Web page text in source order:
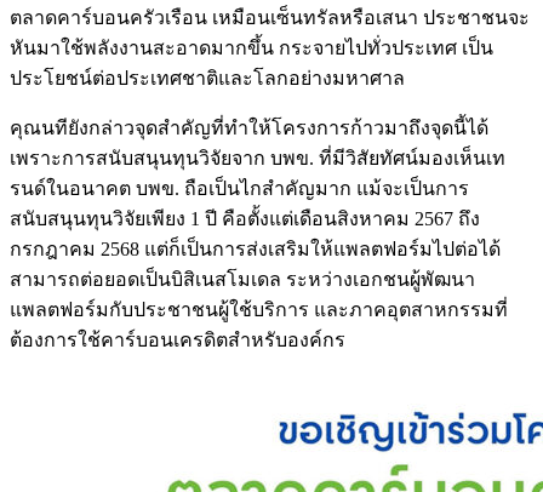
ตลาดคาร์บอนครัวเรือน เหมือนเซ็นทรัลหรือเสนา ประชาชนจะ
หันมาใช้พลังงานสะอาดมากขึ้น กระจายไปทั่วประเทศ เป็น
ประโยชน์ต่อประเทศชาติและโลกอย่างมหาศาล
คุณนทียังกล่าวจุดสำคัญที่ทำให้โครงการก้าวมาถึงจุดนี้ได้
เพราะการสนับสนุนทุนวิจัยจาก บพข. ที่มีวิสัยทัศน์มองเห็นเท
รนด์ในอนาคต บพข. ถือเป็นไกสำคัญมาก แม้จะเป็นการ
สนับสนุนทุนวิจัยเพียง 1 ปี คือตั้งแต่เดือนสิงหาคม 2567 ถึง
กรกฎาคม 2568 แต่ก็เป็นการส่งเสริมให้แพลตฟอร์มไปต่อได้
สามารถต่อยอดเป็นบิสิเนสโมเดล ระหว่างเอกชนผู้พัฒนา
แพลตฟอร์มกับประชาชนผู้ใช้บริการ และภาคอุตสาหกรรมที่
ต้องการใช้คาร์บอนเครดิตสำหรับองค์กร